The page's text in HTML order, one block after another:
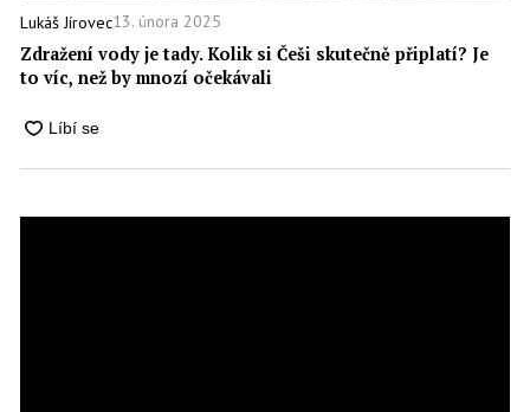
Lukáš Jírovec13. února 2025
Zdražení vody je tady. Kolik si Češi skutečně připlatí? Je
to víc, než by mnozí očekávali